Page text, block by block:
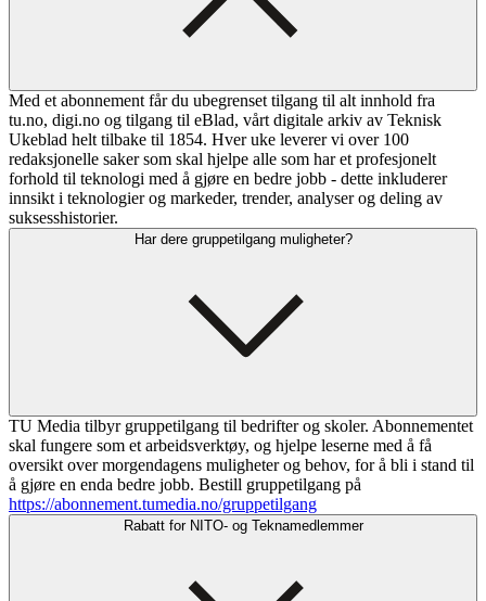
Med et abonnement får du ubegrenset tilgang til alt innhold fra
tu.no, digi.no og tilgang til eBlad, vårt digitale arkiv av Teknisk
Ukeblad helt tilbake til 1854. Hver uke leverer vi over 100
redaksjonelle saker som skal hjelpe alle som har et profesjonelt
forhold til teknologi med å gjøre en bedre jobb - dette inkluderer
innsikt i teknologier og markeder, trender, analyser og deling av
suksesshistorier.
Har dere gruppetilgang muligheter?
TU Media tilbyr gruppetilgang til bedrifter og skoler. Abonnementet
skal fungere som et arbeidsverktøy, og hjelpe leserne med å få
oversikt over morgendagens muligheter og behov, for å bli i stand til
å gjøre en enda bedre jobb. Bestill gruppetilgang på
https://abonnement.tumedia.no/gruppetilgang
Rabatt for NITO- og Teknamedlemmer